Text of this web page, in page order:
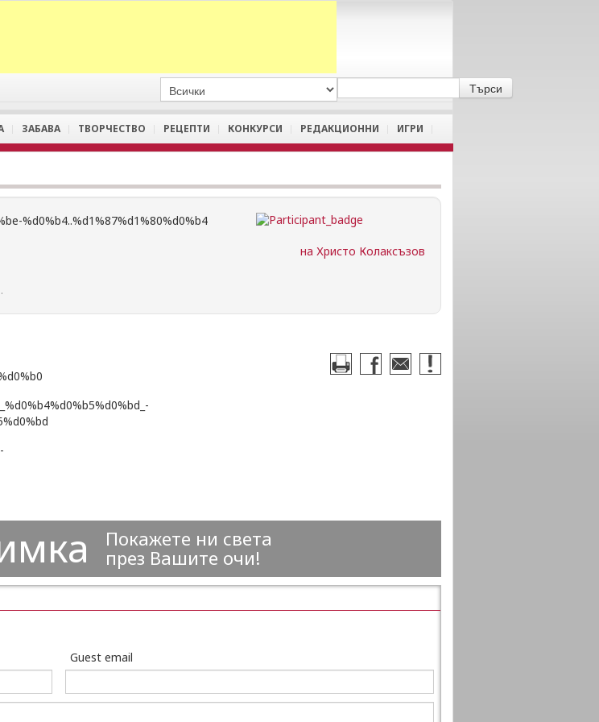
ЗАБАВА ТВОРЧЕСТВО РЕЦЕПТИ КОНКУРСИ РЕДАКЦИОННИ ИГРИ
на Христо Колаксъзов
Покажете ни света
през Вашите очи!
Guest email